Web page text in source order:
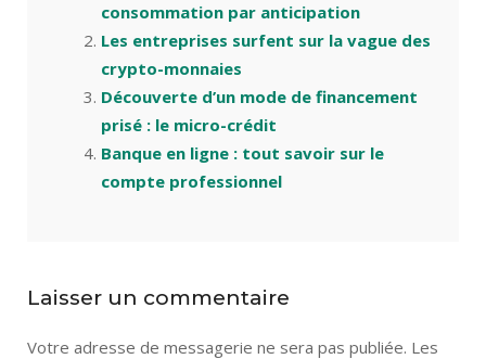
consommation par anticipation
Les entreprises surfent sur la vague des
crypto-monnaies
Découverte d’un mode de financement
prisé : le micro-crédit
Banque en ligne : tout savoir sur le
compte professionnel
Laisser un commentaire
Votre adresse de messagerie ne sera pas publiée. Les